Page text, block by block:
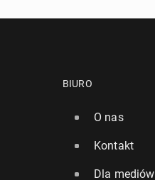
BIURO
O nas
Kontakt
Dla mediów